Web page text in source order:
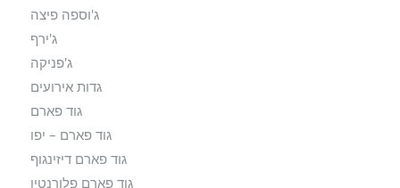
ג'וספה פיצה
ג'ירף
ג'פניקה
גדות אירועים
גוד פארם
גוד פארם – יפו
גוד פארם דיזינגוף
גוד פארם פלורנטין